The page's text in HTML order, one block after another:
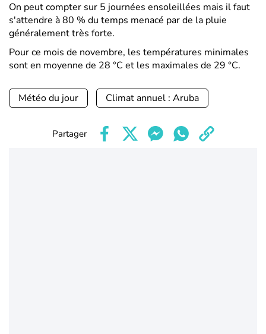
On peut compter sur 5 journées ensoleillées mais il faut
s'attendre à 80 % du temps menacé par de la pluie
généralement très forte.
Pour ce mois de novembre, les températures minimales
sont en moyenne de 28 °C et les maximales de 29 °C.
Météo du jour Climat annuel : Aruba
Partager